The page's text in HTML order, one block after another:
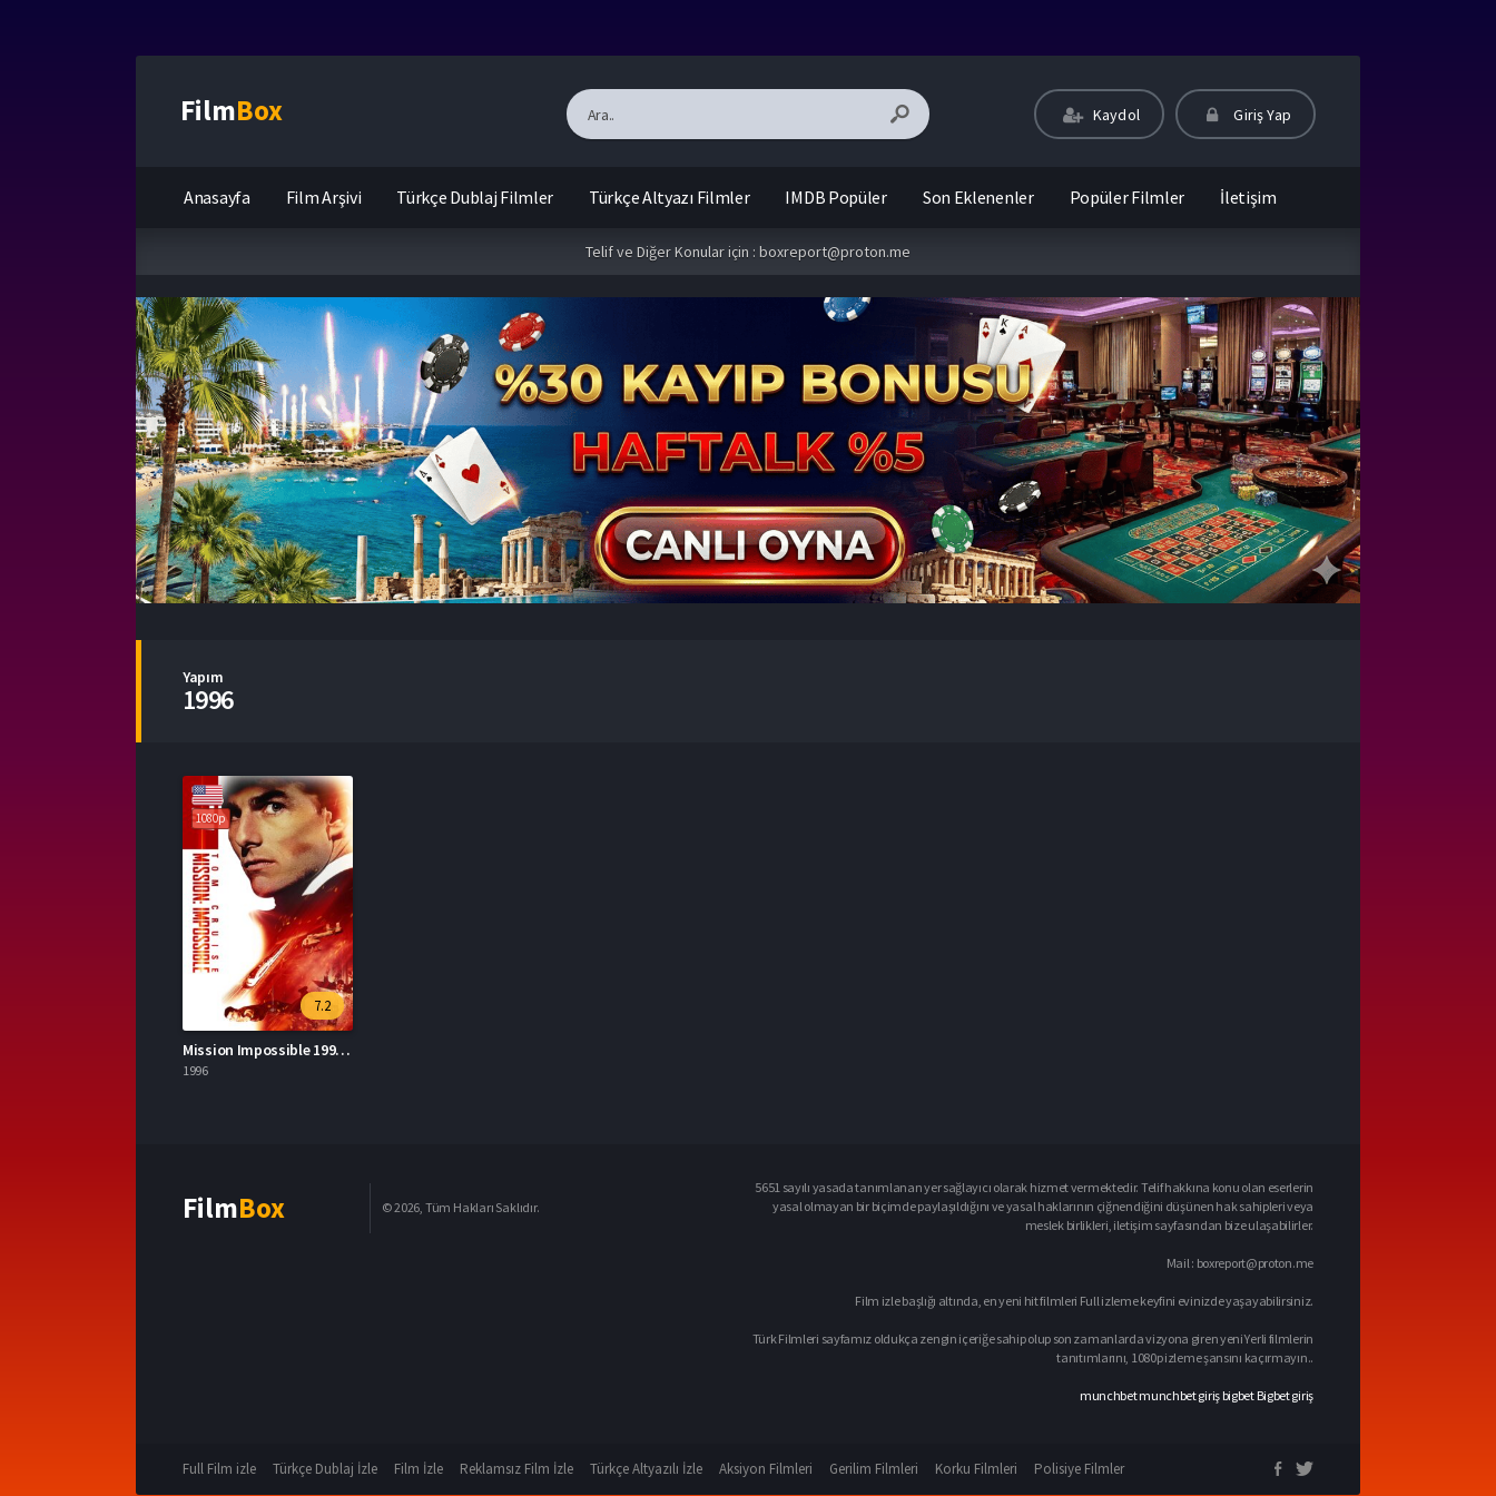
FilmBox Kaydol Giriş Yap
Anasayfa Film Arşivi Türkçe Dublaj Filmler Türkçe Altyazı Filmler IMDB Popüler Son Eklenenler Popüler Filmler İletişim
Telif ve Diğer Konular için : boxreport@proton.me
Yapım
1996
1080p
7.2
Mission Impossible 1996 – Görevimiz Tehlike 1080p Turkce Altyazi izle
1996
FilmBox © 2026, Tüm Hakları Saklıdır.
5651 sayılı yasada tanımlanan yer sağlayıcı olarak hizmet vermektedir. Telif hakkına konu olan eserlerin
yasal olmayan bir biçimde paylaşıldığını ve yasal haklarının çiğnendiğini düşünen hak sahipleri veya
meslek birlikleri, iletişim sayfasından bize ulaşabilirler.
Mail : boxreport@proton.me
Film izle başlığı altında, en yeni hit filmleri Full izleme keyfini evinizde yaşayabilirsiniz.
Türk Filmleri sayfamız oldukça zengin içeriğe sahip olup son zamanlarda vizyona giren yeni Yerli filmlerin
tanıtımlarını, 1080p izleme şansını kaçırmayın..
munchbetmunchbet giriş bigbet Bigbet giriş
Full Film izle Türkçe Dublaj İzle Film İzle Reklamsız Film İzle Türkçe Altyazılı İzle Aksiyon Filmleri Gerilim Filmleri Korku Filmleri Polisiye Filmler